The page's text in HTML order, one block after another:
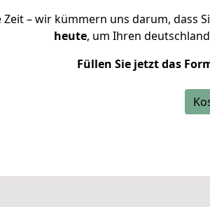
Zeit – wir kümmern uns darum, dass
heute, um Ihren
Füllen Sie jetzt das